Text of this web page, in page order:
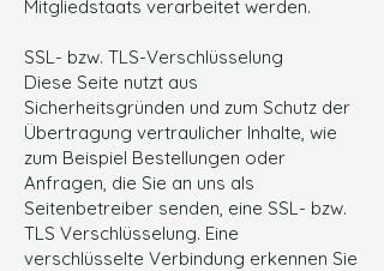
Mitgliedstaats verarbeitet werden.
SSL- bzw. TLS-Verschlüsselung
Diese Seite nutzt aus
Sicherheitsgründen und zum Schutz der
Übertragung vertraulicher Inhalte, wie
zum Beispiel Bestellungen oder
Anfragen, die Sie an uns als
Seitenbetreiber senden, eine SSL- bzw.
TLS Verschlüsselung. Eine
verschlüsselte Verbindung erkennen Sie